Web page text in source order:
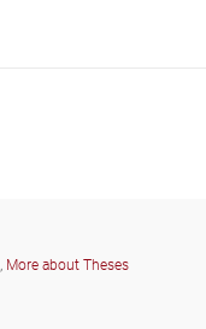
, More about Theses